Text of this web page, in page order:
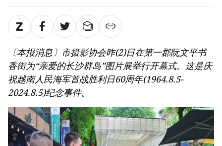
〔本报消息〕市摄影协会昨(2)日在第一郡阮文平书
香街为“亲爱的长沙群岛”图片展举行开幕式。这是庆
祝越南人民海军首战胜利日60周年(1964.8.5-
2024.8.5)纪念事件。